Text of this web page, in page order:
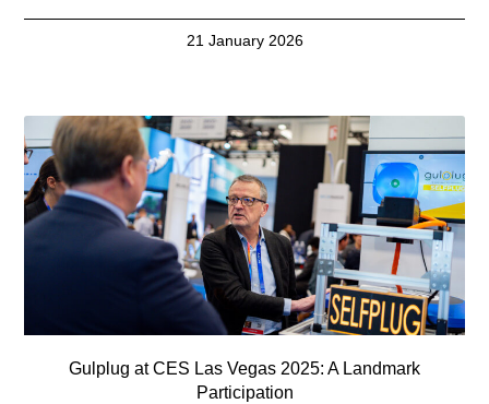
21 January 2026
Gulplug at CES Las Vegas 2025: A Landmark
Participation